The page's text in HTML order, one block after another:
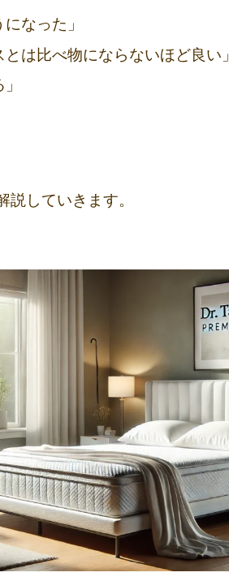
なった」
は比べ物にならないほど良い」
していきます。